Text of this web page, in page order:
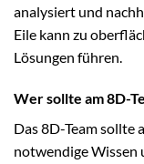
analysiert und
Eile kann zu
Lösungen führen.
Wer sollte am 8D-
Das 8D-Team sollte
notwendige Wissen